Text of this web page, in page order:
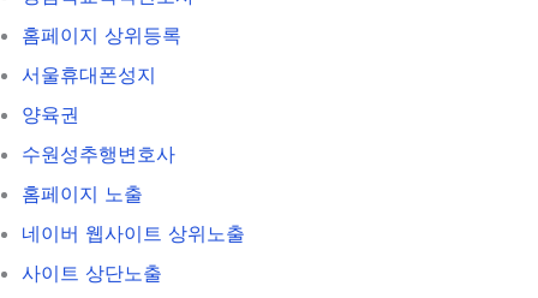
홈페이지 상위등록
서울휴대폰성지
양육권
수원성추행변호사
홈페이지 노출
네이버 웹사이트 상위노출
사이트 상단노출